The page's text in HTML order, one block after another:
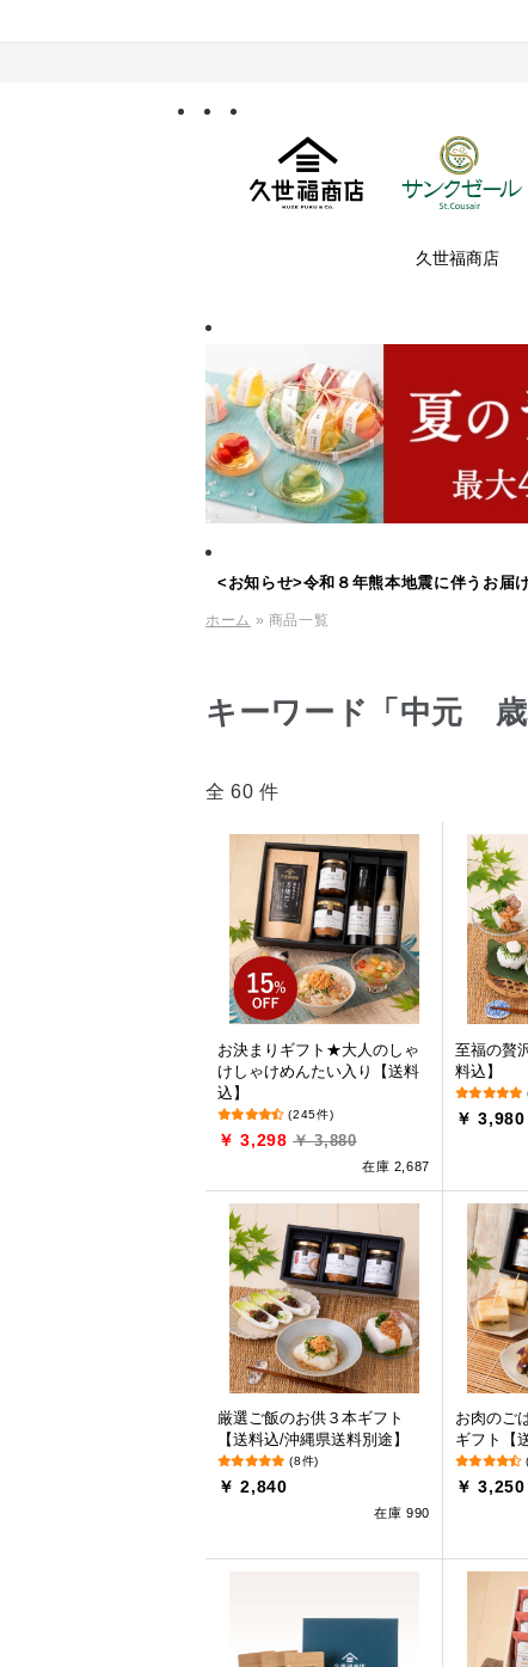
久世福商店
<お知らせ>令和８年熊本地震に伴うお届
ホーム » 商品一覧
キーワード「中元
全 60 件
お決まりギフト★大人のしゃ
けしゃけめんたい入り【送料
込】
(245件)
￥ 3,298 ￥ 3,880
在庫 2,687
至福の贅
料込】
￥ 3,980
厳選ご飯のお供３本ギフト
【送料込/沖縄県送料別途】
(8件)
￥ 2,840
在庫 990
お肉のご
ギフト【
￥ 3,250